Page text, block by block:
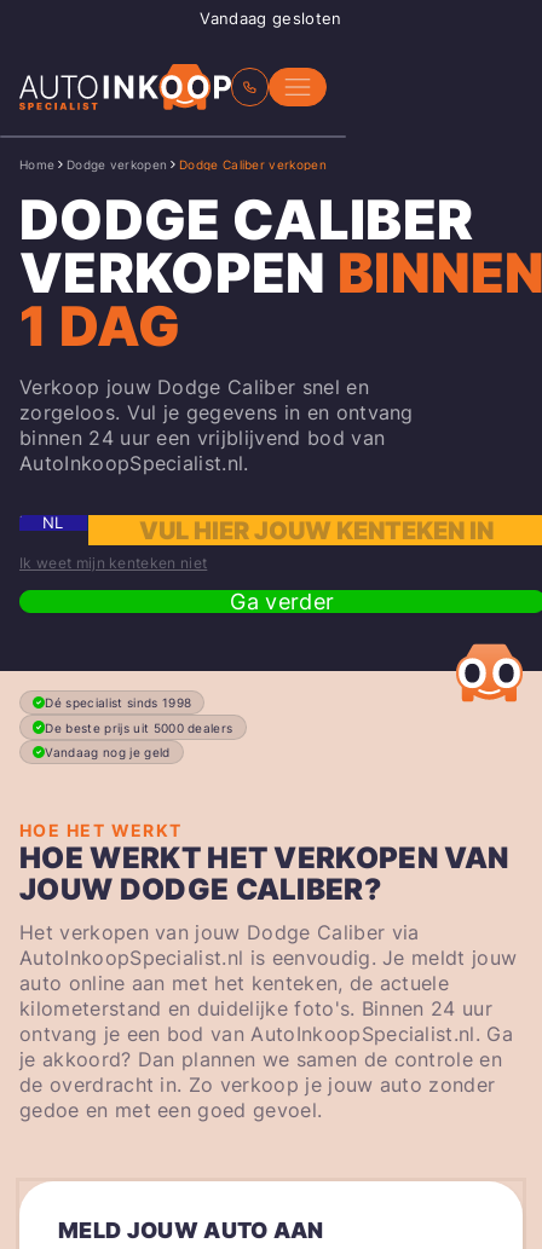
Vandaag gesloten
Home Dodge verkopen Dodge Caliber verkopen
DODGE CALIBER
VERKOPEN
1 DAG
Verkoop jouw Dodge Caliber snel en
zorgeloos. Vul je gegevens in en ontvang
binnen 24 uur een vrijblijvend bod van
AutoInkoopSpecialist.nl.
NL
Ik weet mijn kenteken niet
Ga verder
Dé specialist sinds 1998
De beste prijs uit 5000 dealers
Vandaag nog je geld
HOE HET WERKT
HOE WERKT HET VERKOPEN VAN
JOUW DODGE CALIBER?
Het verkopen van jouw Dodge Caliber via
AutoInkoopSpecialist.nl is eenvoudig. Je meldt jouw
auto online aan met het kenteken, de actuele
kilometerstand en duidelijke foto's. Binnen 24 uur
ontvang je een bod van AutoInkoopSpecialist.nl. Ga
je akkoord? Dan plannen we samen de controle en
de overdracht in. Zo verkoop je jouw auto zonder
gedoe en met een goed gevoel.
MELD JOUW AUTO AAN